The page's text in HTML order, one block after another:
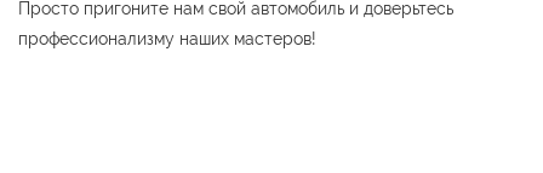
Просто пригоните нам свой автомобиль и доверьтесь
профессионализму наших мастеров!